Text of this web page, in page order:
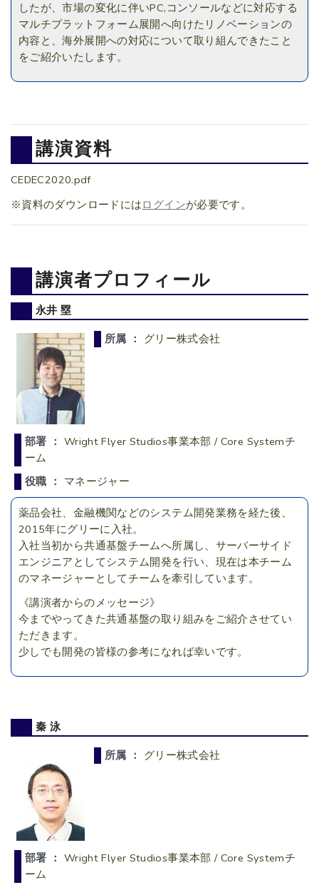
したが、市場の変化に伴いPC,コンソールなどに対応する
マルチプラットフォーム展開へ向けたリノベーションの
内容と、海外展開への対応について取り組んできたこと
をご紹介いたします。
講演資料
CEDEC2020.pdf
※資料のダウンロードには ログインが必要です。
講演者プロフィール
永井 塁
所属 ： グリー株式会社
部署 ： Wright Flyer Studios事業本部 / Core Systemチ
ーム
役職 ： マネージャー
薬品会社、金融機関などのシステム開発業務を経た後、
2015年にグリーに入社。
入社当初から共通基盤チームへ所属し、サーバーサイド
エンジニアとしてシステム開発を行い、現在は本チーム
のマネージャーとしてチームを牽引しています。
《講演者からのメッセージ》
今までやってきた共通基盤の取り組みをご紹介させてい
ただきます。
少しでも開発の皆様の参考になれば幸いです。
秦 泳
所属 ： グリー株式会社
部署 ： Wright Flyer Studios事業本部 / Core Systemチ
ーム